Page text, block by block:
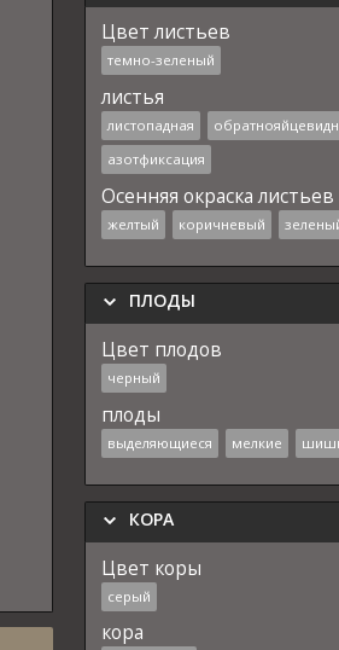
Цвет листьев
темно-зеленый
листья
листопадная
азотфиксация
Осенняя окраска листьев
желтый коричневый
ПЛОДЫ
Цвет плодов
черный
плоды
выделяющиеся мелкие
КОРА
Цвет коры
серый
кора